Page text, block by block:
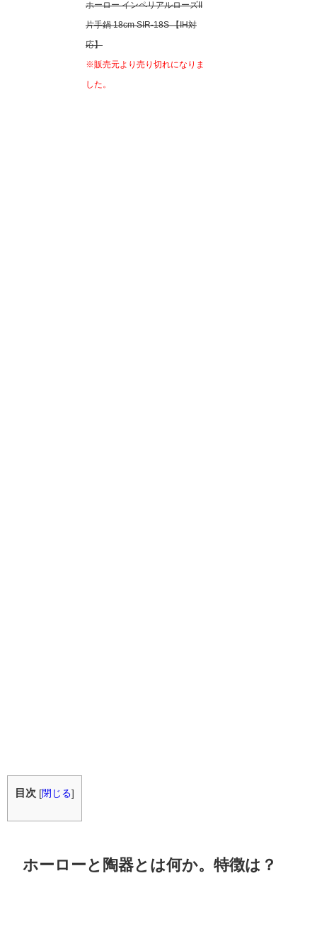
ホーロー インペリアルローズII
片手鍋 18cm SIR-18S 【IH対
応】
※販売元より売り切れになりま
した。
目次 [閉じる]
ホーローと陶器とは何か。特徴は？